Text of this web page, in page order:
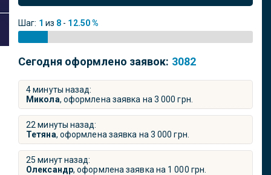
Шаг: 1 из 8 - 12.50 %
Сегодня оформлено заявок: 3082
4 минуты назад:
Микола, оформлена заявка на 3 000 грн.
22 минуты назад:
Тетяна, оформлена заявка на 3 000 грн.
25 минут назад:
Олександр, оформлена заявка на 1 000 грн.